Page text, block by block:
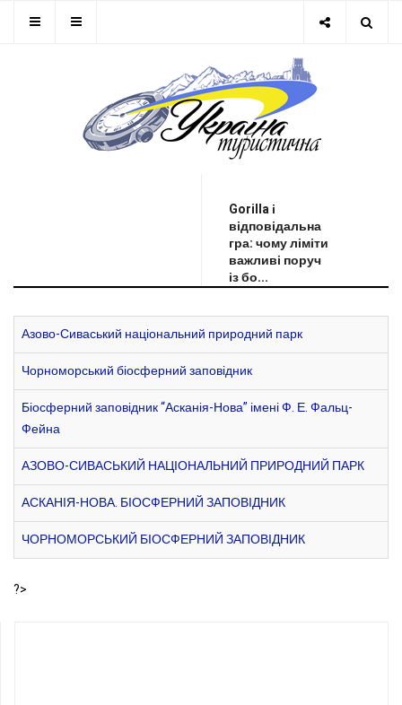
Gorilla і
відповідальна
гра: чому ліміти
важливі поруч
із бо...
Азово-Сиваський національний природний парк
Чорноморський біосферний заповідник
Біосферний заповідник “Асканія-Нова” імені Ф. Е. Фальц-
Фейна
АЗОВО-СИВАСЬКИЙ НАЦІОНАЛЬНИЙ ПРИРОДНИЙ ПАРК
АСКАНІЯ-НОВА. БІОСФЕРНИЙ ЗАПОВІДНИК
ЧОРНОМОРСЬКИЙ БІОСФЕРНИЙ ЗАПОВІДНИК
?>